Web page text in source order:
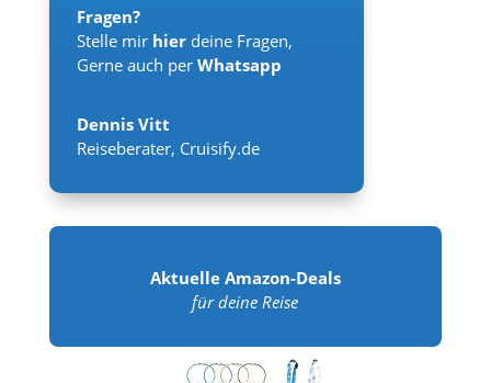
Fragen?
Stelle mir hier deine Fragen,
Gerne auch per Whatsapp
Dennis Vitt
Reiseberater, Cruisify.de
Aktuelle Amazon-Deals
für deine Reise